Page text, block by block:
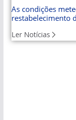
As condições
restabelecimento
Ler Notícias